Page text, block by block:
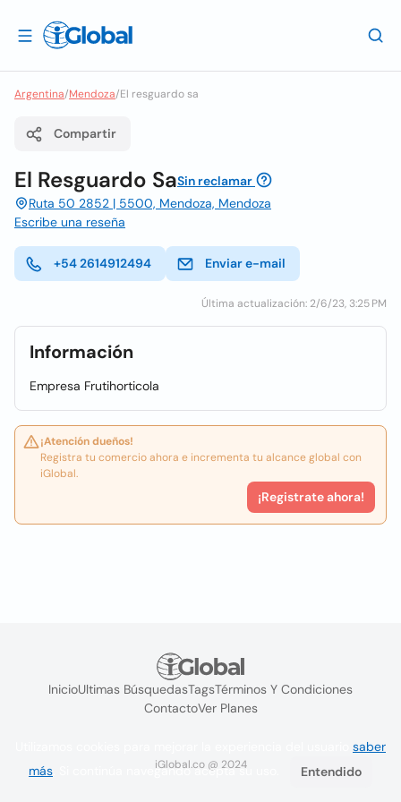
Argentina/Mendoza/El resguardo sa
Compartir
El Resguardo SaSin reclamar
Ruta 50 2852 | 5500, Mendoza, Mendoza
Escribe una reseña
+54 2614912494 Enviar e-mail
Última actualización: 2/6/23, 3:25 PM
Información
Empresa Frutihorticola
¡Atención dueños!
Registra tu comercio ahora e incrementa tu alcance global con
iGlobal.
¡Registrate ahora!
InicioUltimas BúsquedasTagsTérminos Y Condiciones
ContactoVer Planes
iGlobal.co @ 2024
saber
más . Si continúa navegando acepta su uso. Entendido